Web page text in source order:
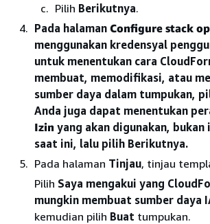
Pilih Berikutnya.
Pada halaman Configure stack
menggunakan kredensyal
untuk menentukan cara
membuat, memodifikasi, atau
sumber daya dalam tumpukan,
Anda juga dapat menentukan
Izin yang akan digunakan, bukan
saat ini, lalu pilih Berikutnya.
Pada halaman Tinjau, tinjau
Pilih Saya mengakui yang
mungkin membuat sumber daya
kemudian pilih Buat tumpukan.